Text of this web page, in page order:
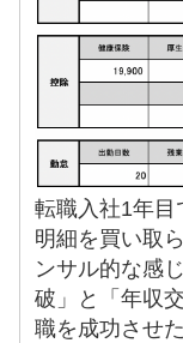
転職入社1年
明細を買い取
ンサル的な感
破」と「年収
職を成功させ